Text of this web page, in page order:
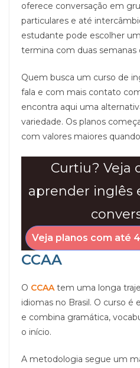
oferece conversação em
particulares e até
estudante pode escolher
termina com duas semanas
Quem busca um curso de
fala e com mais contato
encontra aqui uma
variedade. Os planos
com valores maiores
Curtiu? Veja
aprender inglês
Veja planos com até
CCAA
O CCAAtem uma longa
idiomas no Brasil. O curso
e combina gramática,
o início.
A metodologia segue um